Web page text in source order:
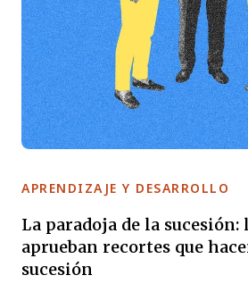
APRENDIZAJE Y DESARROLLO
La paradoja de la sucesión:
aprueban recortes que
sucesión